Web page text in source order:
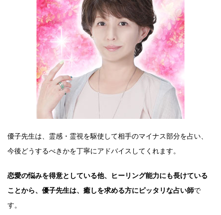
優子先生は、霊感・霊視を駆使して相手のマイナス部分を占い、
今後どうするべきかを丁寧にアドバイスしてくれます。
恋愛の悩みを得意としている他、ヒーリング能力にも長けている
ことから、優子先生は、癒しを求める方にピッタリな占い師で
す。